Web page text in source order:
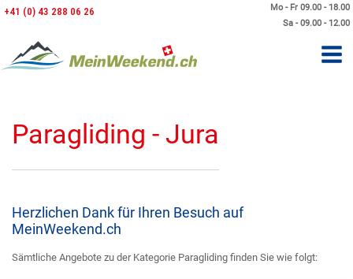
Mo - Fr 09.00 - 18.00
Sa - 09.00 - 12.00
+41 (0) 43 288 06 26
Paragliding - Jura
Herzlichen Dank für Ihren Besuch auf
MeinWeekend.ch
Sämtliche Angebote zu der Kategorie Paragliding finden Sie wie folgt: